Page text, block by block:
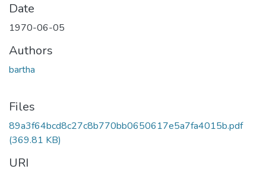
Date
1970-06-05
Authors
bartha
Files
89a3f64bcd8c27c8b770bb0650617e5a7fa4015b.pdf
(369.81 KB)
URI